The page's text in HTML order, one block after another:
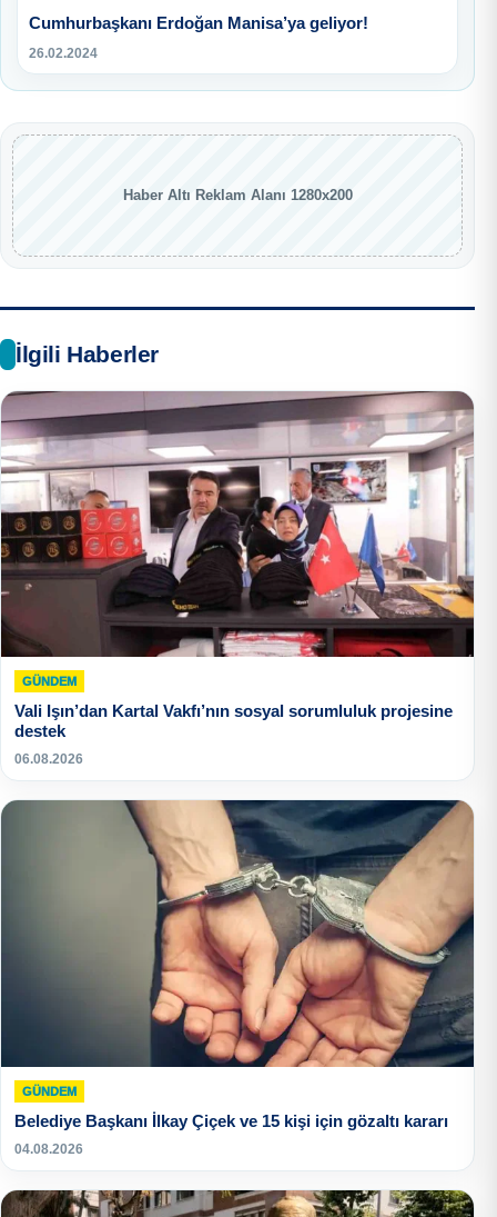
Cumhurbaşkanı Erdoğan Manisa’ya geliyor!
26.02.2024
Haber Altı Reklam Alanı 1280x200
İlgili Haberler
GÜNDEM
Vali Işın’dan Kartal Vakfı’nın sosyal sorumluluk projesine
destek
06.08.2026
GÜNDEM
Belediye Başkanı İlkay Çiçek ve 15 kişi için gözaltı kararı
04.08.2026